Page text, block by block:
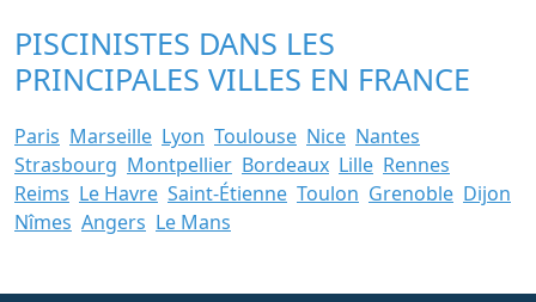
PISCINISTES DANS LES
PRINCIPALES VILLES EN FRANCE
Paris Marseille Lyon Toulouse Nice Nantes
Strasbourg Montpellier Bordeaux Lille Rennes
Reims Le Havre Saint-Étienne Toulon Grenoble Dijon
Nîmes Angers Le Mans